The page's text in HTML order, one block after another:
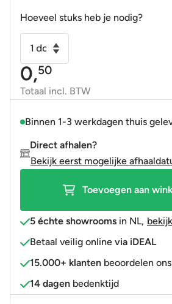
was:
1,50.
is:
0,50.
Hoeveel stuks heb je nodig?
Vloertegel
passtuk
Octagon
taco
wit
aantal
0,50
Totaal incl. BTW
Binnen 1-3 werkdagen thuis
Direct afhalen?
Bekijk eerst mogelijke
Toevoegen aan
5 échte showrooms in NL,
Betaal veilig online via iDEAL
15.000+ klanten beoordelen
14 dagen bedenktijd